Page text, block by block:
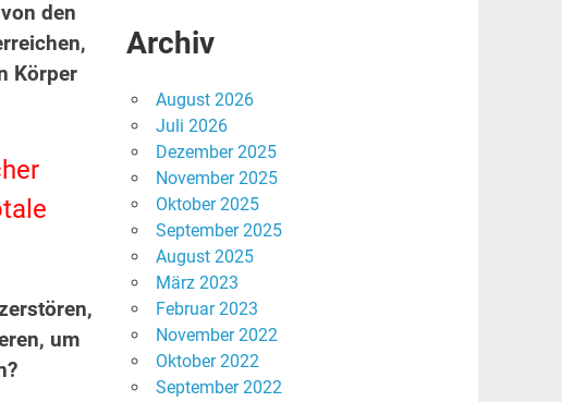
den
Körper
um
Archiv
August 2026
Juli 2026
Dezember 2025
November 2025
Oktober 2025
September 2025
August 2025
März 2023
Februar 2023
November 2022
Oktober 2022
September 2022